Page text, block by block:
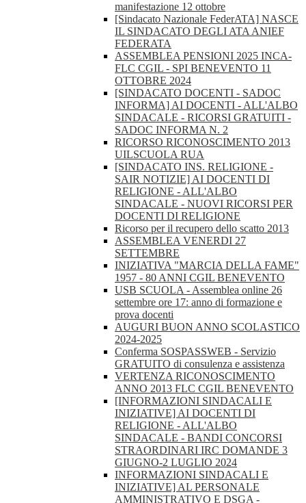
manifestazione 12 ottobre
[Sindacato Nazionale FederATA] NASCE
IL SINDACATO DEGLI ATA ANIEF
FEDERATA
ASSEMBLEA PENSIONI 2025 INCA-
FLC CGIL - SPI BENEVENTO 11
OTTOBRE 2024
[SINDACATO DOCENTI - SADOC
INFORMA] AI DOCENTI - ALL'ALBO
SINDACALE - RICORSI GRATUITI -
SADOC INFORMA N. 2
RICORSO RICONOSCIMENTO 2013
UILSCUOLA RUA
[SINDACATO INS. RELIGIONE -
SAIR NOTIZIE] AI DOCENTI DI
RELIGIONE - ALL'ALBO
SINDACALE - NUOVI RICORSI PER
DOCENTI DI RELIGIONE
Ricorso per il recupero dello scatto 2013
ASSEMBLEA VENERDI 27
SETTEMBRE
INIZIATIVA "MARCIA DELLA FAME"
1957 - 80 ANNI CGIL BENEVENTO
USB SCUOLA - Assemblea online 26
settembre ore 17: anno di formazione e
prova docenti
AUGURI BUON ANNO SCOLASTICO
2024-2025
Conferma SOSPASSWEB - Servizio
GRATUITO di consulenza e assistenza
VERTENZA RICONOSCIMENTO
ANNO 2013 FLC CGIL BENEVENTO
[INFORMAZIONI SINDACALI E
INIZIATIVE] AI DOCENTI DI
RELIGIONE - ALL'ALBO
SINDACALE - BANDI CONCORSI
STRAORDINARI IRC DOMANDE 3
GIUGNO-2 LUGLIO 2024
INFORMAZIONI SINDACALI E
INIZIATIVE] AL PERSONALE
AMMINISTRATIVO E DSGA -